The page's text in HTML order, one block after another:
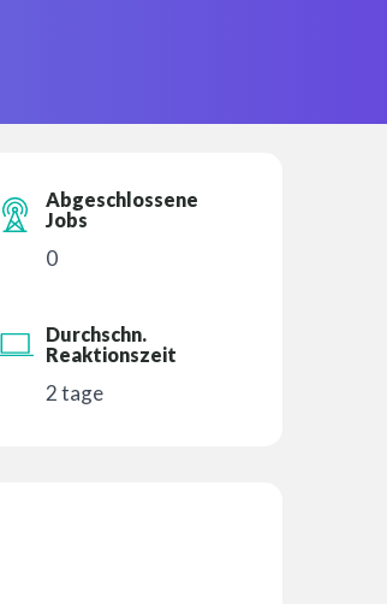
Abgeschlossene
Jobs
0
Durchschn.
Reaktionszeit
2 tage